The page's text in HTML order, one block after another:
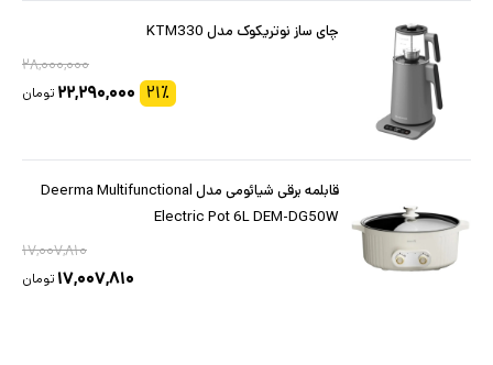
چای ساز نوتریکوک مدل KTM330
۲۸,۰۰۰,۰۰۰
۲۱٪ ۲۲,۲۹۰,۰۰۰ تومان
قابلمه برقی شیائومی مدل Deerma Multifunctional
Electric Pot 6L DEM-DG50W
۱۷,۰۰۷,۸۱۰
۱۷,۰۰۷,۸۱۰ تومان